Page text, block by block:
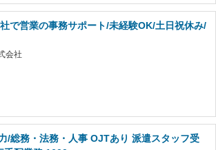
で営業の事務サポート/未経験OK/土日祝休み/
会社
/総務・法務・人事 OJTあり 派遣スタッフ受